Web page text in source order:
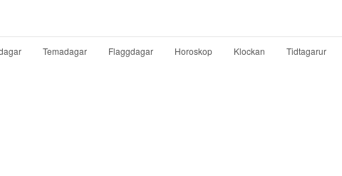
Temadagar Flaggdagar Horoskop Klockan Tidtagarur